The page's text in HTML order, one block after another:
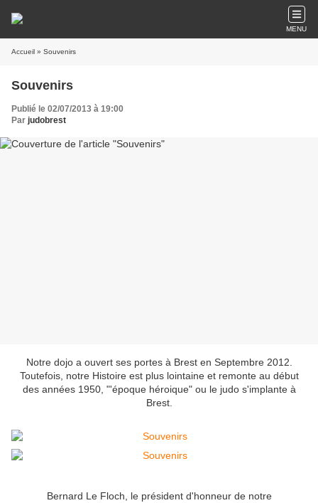
MENU
Accueil » Souvenirs
Souvenirs
Publié le 02/07/2013 à 19:00
Par judobrest
Notre dojo a ouvert ses portes à Brest en Septembre 2012.
Toutefois, notre Histoire est plus lointaine et remonte au début
des années 1950, "'époque héroique" ou le judo s'implante à
Brest.
Bernard Le Floch, le président d'honneur de notre